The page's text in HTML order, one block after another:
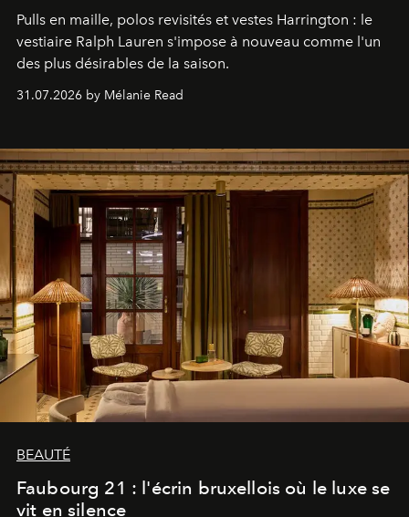
Pulls en maille, polos revisités et vestes Harrington : le
vestiaire Ralph Lauren s'impose à nouveau comme l'un
des plus désirables de la saison.
31.07.2026 by Mélanie Read
BEAUTÉ
Faubourg 21 : l'écrin bruxellois où le luxe se
vit en silence